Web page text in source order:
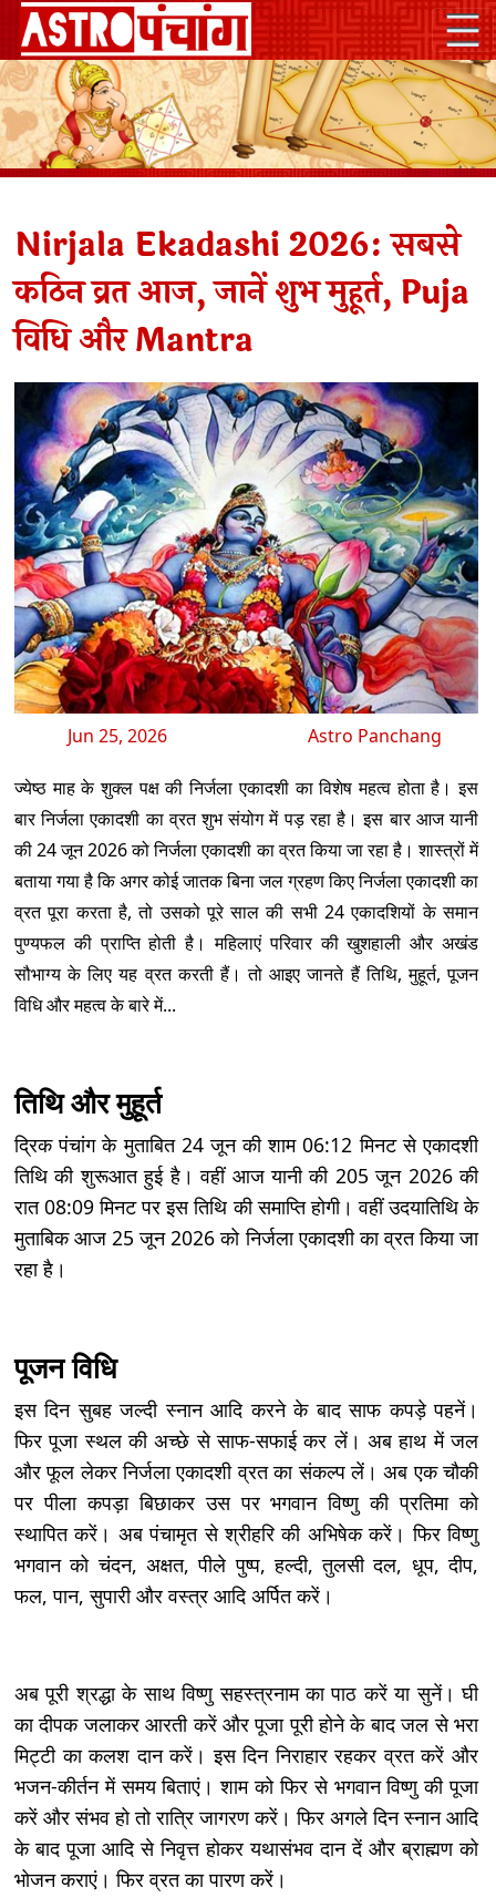
Nirjala Ekadashi 2026: सबसे
कठिन व्रत आज, जानें शुभ मुहूर्त, Puja
विधि और Mantra
Jun 25, 2026 Astro Panchang
ज्येष्ठ माह के शुक्ल पक्ष की निर्जला एकादशी का विशेष महत्व होता है। इस
बार निर्जला एकादशी का व्रत शुभ संयोग में पड़ रहा है। इस बार आज यानी
की 24 जून 2026 को निर्जला एकादशी का व्रत किया जा रहा है। शास्त्रों में
बताया गया है कि अगर कोई जातक बिना जल ग्रहण किए निर्जला एकादशी का
व्रत पूरा करता है, तो उसको पूरे साल की सभी 24 एकादशियों के समान
पुण्यफल की प्राप्ति होती है। महिलाएं परिवार की खुशहाली और अखंड
सौभाग्य के लिए यह व्रत करती हैं। तो आइए जानते हैं तिथि, मुहूर्त, पूजन
विधि और महत्व के बारे में...
तिथि और मुहूर्त
द्रिक पंचांग के मुताबित 24 जून की शाम 06:12 मिनट से एकादशी
तिथि की शुरूआत हुई है। वहीं आज यानी की 205 जून 2026 की
रात 08:09 मिनट पर इस तिथि की समाप्ति होगी। वहीं उदयातिथि के
मुताबिक आज 25 जून 2026 को निर्जला एकादशी का व्रत किया जा
रहा है।
पूजन विधि
इस दिन सुबह जल्दी स्नान आदि करने के बाद साफ कपड़े पहनें।
फिर पूजा स्थल की अच्छे से साफ-सफाई कर लें। अब हाथ में जल
और फूल लेकर निर्जला एकादशी व्रत का संकल्प लें। अब एक चौकी
पर पीला कपड़ा बिछाकर उस पर भगवान विष्णु की प्रतिमा को
स्थापित करें। अब पंचामृत से श्रीहरि की अभिषेक करें। फिर विष्णु
भगवान को चंदन, अक्षत, पीले पुष्प, हल्दी, तुलसी दल, धूप, दीप,
फल, पान, सुपारी और वस्त्र आदि अर्पित करें।
अब पूरी श्रद्धा के साथ विष्णु सहस्त्रनाम का पाठ करें या सुनें। घी
का दीपक जलाकर आरती करें और पूजा पूरी होने के बाद जल से भरा
मिट्टी का कलश दान करें। इस दिन निराहार रहकर व्रत करें और
भजन-कीर्तन में समय बिताएं। शाम को फिर से भगवान विष्णु की पूजा
करें और संभव हो तो रात्रि जागरण करें। फिर अगले दिन स्नान आदि
के बाद पूजा आदि से निवृत्त होकर यथासंभव दान दें और ब्राह्मण को
भोजन कराएं। फिर व्रत का पारण करें।